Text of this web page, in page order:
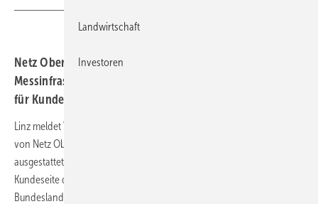
Netz Oberösterreich hat den Ausbau der digitalen
Messinfrastruktur fast abgeschlossen. Das hat Vorteile
für Kunden und Netzbetreiber.
Linz meldet Vollzug. Fast alle Stromkunden im Verantwortungsbereich
von Netz Oberösterreich sind mit einem intelligenten Messsystem
ausgestattet. Damit ist das erste Netz in der Alpenrepublik auf der
Kundeseite digitalisiert. Insgesamt hat der Netzbetreiber in dem
Bundesland in den vergangenen 15 Jahren gut 651.400 Smart Meter
Landwirtschaft
Investoren